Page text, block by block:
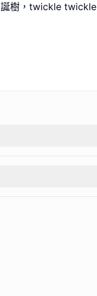
誕樹，twickle twickle